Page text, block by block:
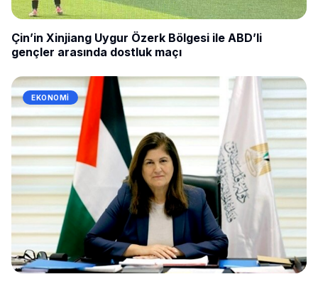
Çin’in Xinjiang Uygur Özerk Bölgesi ile ABD’li
gençler arasında dostluk maçı
EKONOMI